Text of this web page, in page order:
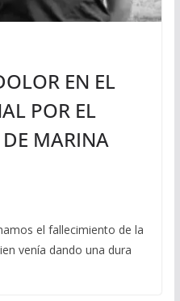
EN EL
POR EL
MARINA
el fallecimiento de la
venía dando una dura